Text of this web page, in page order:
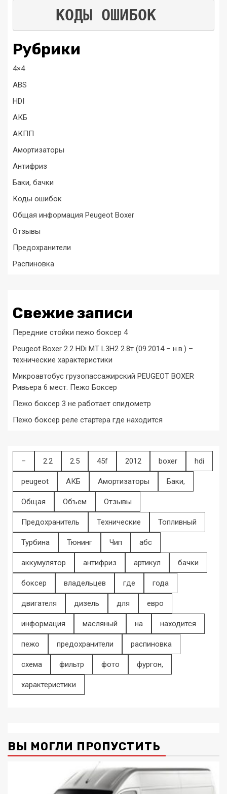
КОДЫ ОШИБОК
Рубрики
4×4
ABS
HDI
АКБ
АКПП
Амортизаторы
Антифриз
Баки, бачки
Коды ошибок
Общая информация Peugeot Boxer
Отзывы
Предохранители
Распиновка
Свежие записи
Передние стойки пежо боксер 4
Peugeot Boxer 2.2 HDi MT L3H2 2.8т (09.2014 – н.в.) –
технические характеристики
Микроавтобус грузопассажирский PEUGEOT BOXER
Ривьера 6 мест. Пежо Боксер
Пежо боксер 3 не работает спидометр
Пежо боксер реле стартера где находится
– 2.2 2.5 45f 2012 boxer hdi
peugeot АКБ Амортизаторы Баки,
Общая Объем Отзывы
Предохранитель Технические Топливный
Турбина Тюнинг Чип абс
аккумулятор антифриз артикул бачки
боксер владельцев где года
двигателя дизель для евро
информация масляный на находится
пежо предохранители распиновка
схема фильтр фото фургон,
характеристики
ВЫ МОГЛИ ПРОПУСТИТЬ